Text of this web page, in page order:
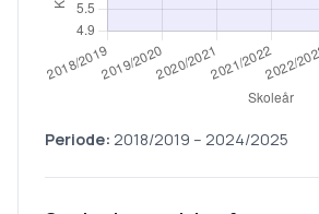
Periode: 2018/2019 – 2024/2025